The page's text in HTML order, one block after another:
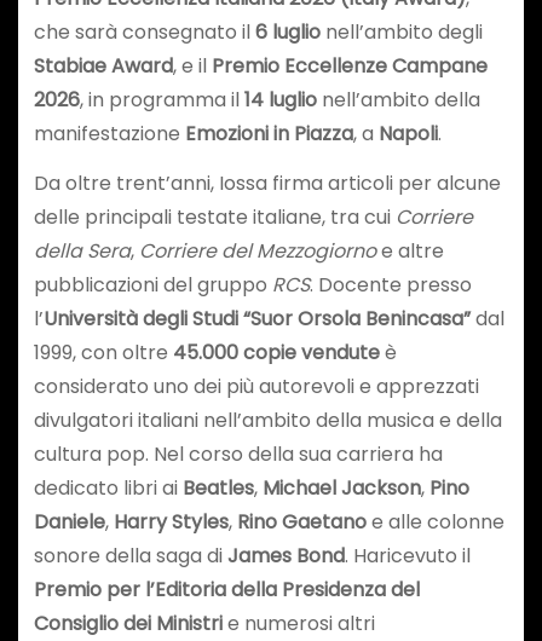
che sarà consegnato il6 luglionell’ambito degli
Stabiae Award, e il Premio Eccellenze Campane
2026, in programma il14 luglionell’ambito della
manifestazione Emozioni in Piazza, a Napoli.
Da oltre trent’anni, Iossa firma articoli per alcune
delle principali testate italiane, tra cui Corriere
della Sera, Corriere del Mezzogiornoe altre
pubblicazioni del gruppo RCS. Docente presso
l’Università degli Studi “Suor Orsola Benincasa”dal
1999, con oltre 45.000 copie venduteè
considerato uno dei più autorevoli e apprezzati
divulgatori italiani nell’ambito della musica e della
cultura pop. Nel corso della sua carriera ha
dedicato libri ai Beatles, Michael Jackson, Pino
Daniele, Harry Styles, Rino Gaetanoe alle colonne
sonore della saga diJames Bond. Haricevuto il
Premio per l’Editoria della Presidenza del
Consiglio dei Ministrie numerosi altri